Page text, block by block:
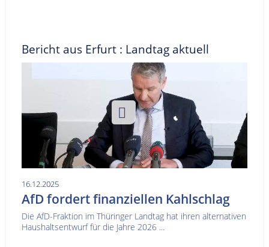
Bericht aus Erfurt : Landtag aktuell
16.12.2025
AfD fordert finanziellen Kahlschlag
Die AfD-Fraktion im Thüringer Landtag hat ihren alternativen
Haushaltsentwurf für die Jahre 2026 ...